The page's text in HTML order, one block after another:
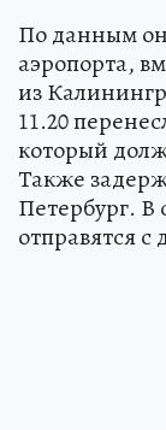
По данным
аэропорта,
из
11.20
который
Также
Петербург. В
отправятся с